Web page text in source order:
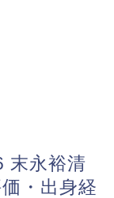
末永裕清
・出身経